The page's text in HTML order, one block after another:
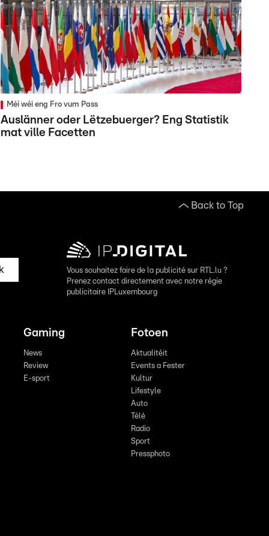
Méi wéi eng Fro vum Pass
Auslänner oder Lëtzebuerger? Eng Statistik
mat ville Facetten
Back to Top
Vous souhaitez faire de la publicité sur RTL.lu ?
Prenez contact directement avec notre régie
publicitaire IPLuxembourg
Gaming
News
Review
E-sport
Fotoen
Aktualitéit
Events a Fester
Kultur
Lifestyle
Auto
Télé
Radio
Sport
Pressphoto